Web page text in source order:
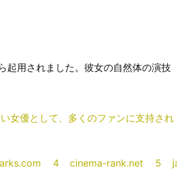
起用されました。彼女の自然体の演技
女優として、多くのファンに支持され
4 cinema-rank.net 5